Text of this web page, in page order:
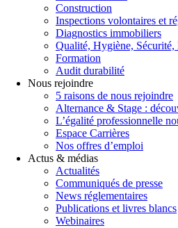
Construction
Inspections volontaires et
Diagnostics immobiliers
Qualité, Hygiène,
Formation
Audit durabilité
Nous rejoindre
5 raisons de nous rejoindre
Alternance & Stage :
L’égalité professionnelle
Espace Carrières
Nos offres d’emploi
Actus & médias
Actualités
Communiqués de presse
News réglementaires
Publications et livres blancs
Webinaires